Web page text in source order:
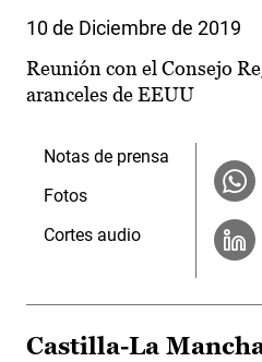
10 de Diciembre de 2019
Reunión con el Consejo
aranceles de EEUU
Notas de prensa
Fotos
Cortes audio
Castilla-La